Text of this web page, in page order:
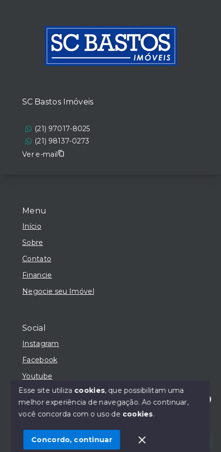
Olá! Estamos disponíveis para te ajudar.
Menu
Início
Sobre
Contato
Financie
Negocie seu Imóvel
Social
Instagram
Facebook
Youtube
© Copyright 2026 - SC Bastos Imóveis - Todos os
SITE PARA IMOBILIARIA
SC Bastos Imóveis
(21) 97017-8025
(21) 98137-0273
Ver e-mail
Esse site utiliza cookies, que possibilitam uma
melhor experiência de navegação.Ao continuar,
você concorda com o uso de cookies.
Concordo, continuar